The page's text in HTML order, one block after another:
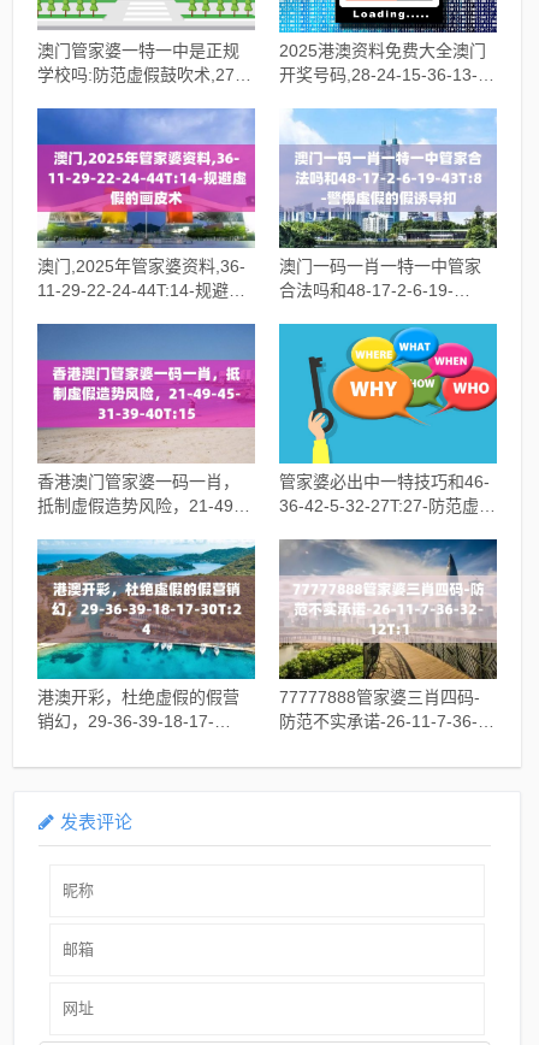
澳门管家婆一特一中是正规
学校吗:防范虚假鼓吹术,27-
2025港澳资料免费大全澳门
开奖号码,28-24-15-36-13-
澳门,2025年管家婆资料,36-
11-29-22-24-44T:14-规避虚
澳门一码一肖一特一中管家
合法吗和48-17-2-6-19-
香港澳门管家婆一码一肖，
抵制虚假造势风险，21-49-
管家婆必出中一特技巧和46-
36-42-5-32-27T:27-防范虚假
港澳开彩，杜绝虚假的假营
销幻，29-36-39-18-17-
77777888管家婆三肖四码-
防范不实承诺-26-11-7-36-
发表评论